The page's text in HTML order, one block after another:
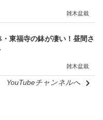
雑木盆栽
・東福寺の鉢が凄い！昼間さ
雑木盆栽
YouTubeチャンネルへ